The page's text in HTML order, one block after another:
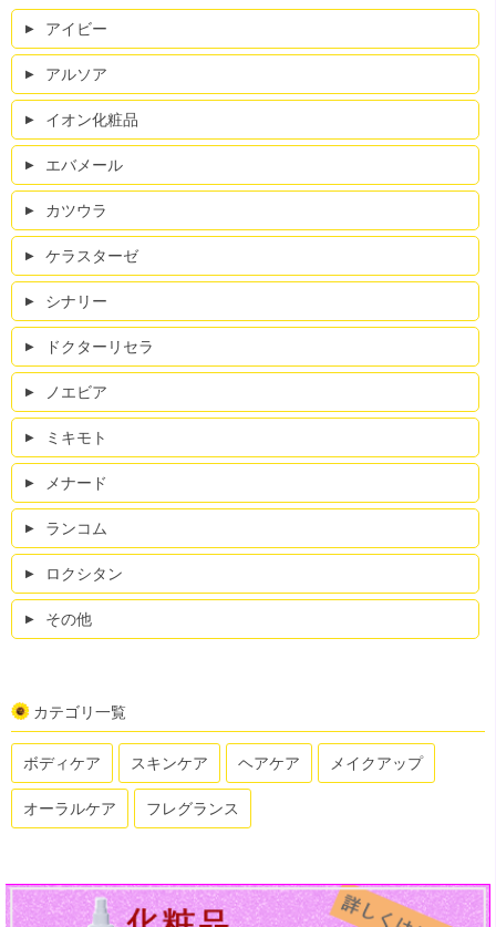
アイビー
アルソア
イオン化粧品
エバメール
カツウラ
ケラスターゼ
シナリー
ドクターリセラ
ノエビア
ミキモト
メナード
ランコム
ロクシタン
その他
カテゴリ一覧
ボディケア スキンケア ヘアケア メイクアップ
オーラルケア フレグランス